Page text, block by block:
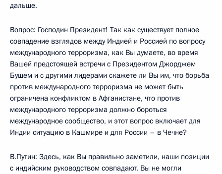
дальше.
Вопрос: Господин Президент! Так как существует полное
совпадение взглядов между Индией и Россией по вопросу
международного терроризма, как Вы думаете, во время
Вашей предстоящей встречи с Президентом Джорджем
Бушем и с другими лидерами скажете ли Вы им, что борьба
против международного терроризма не может быть
ограничена конфликтом в Афганистане, что против
международного терроризма должно бороться
международное сообщество, и этот вопрос включает для
Индии ситуацию в Кашмире и для России – в Чечне?
В.Путин: Здесь, как Вы правильно заметили, наши позиции
с индийским руководством совпадают. Вы не могли